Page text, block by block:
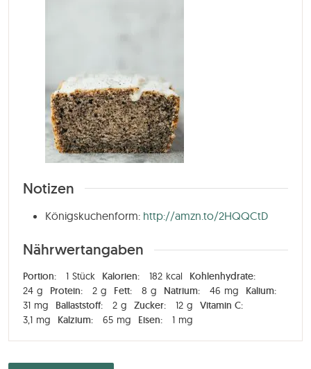
Notizen
Königskuchenform: http://amzn.to/2HQQCtD
Nährwertangaben
Portion: 1 Stück Kalorien: 182 kcal
Kohlenhydrate:
24 g Protein: 2 g Fett: 8 g Natrium: 46 mg
Kalium:
31 mg Ballaststoff: 2 g Zucker: 12 g
Vitamin C:
3,1 mg Kalzium: 65 mg Eisen: 1 mg